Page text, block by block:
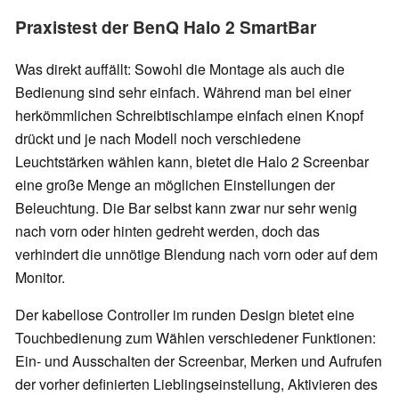
Praxistest der BenQ Halo 2 SmartBar
Was direkt auffällt: Sowohl die Montage als auch die
Bedienung sind sehr einfach. Während man bei einer
herkömmlichen Schreibtischlampe einfach einen Knopf
drückt und je nach Modell noch verschiedene
Leuchtstärken wählen kann, bietet die Halo 2 Screenbar
eine große Menge an möglichen Einstellungen der
Beleuchtung. Die Bar selbst kann zwar nur sehr wenig
nach vorn oder hinten gedreht werden, doch das
verhindert die unnötige Blendung nach vorn oder auf dem
Monitor.
Der kabellose Controller im runden Design bietet eine
Touchbedienung zum Wählen verschiedener Funktionen:
Ein- und Ausschalten der Screenbar, Merken und Aufrufen
der vorher definierten Lieblingseinstellung, Aktivieren des